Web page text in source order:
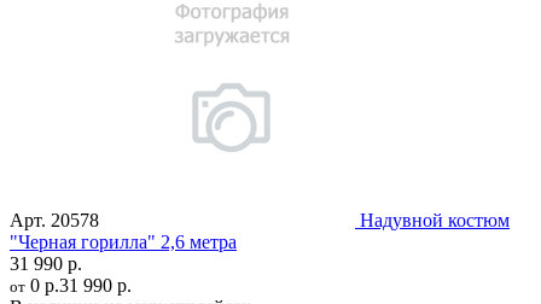
Арт. 20578
Надувной костюм
"Черная горилла" 2,6 метра
31 990 р.
от 0 р.31 990 р.